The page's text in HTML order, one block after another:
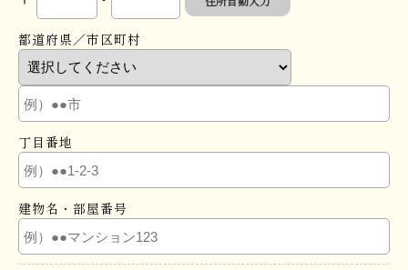
都道府県／市区町村
丁目番地
建物名・部屋番号